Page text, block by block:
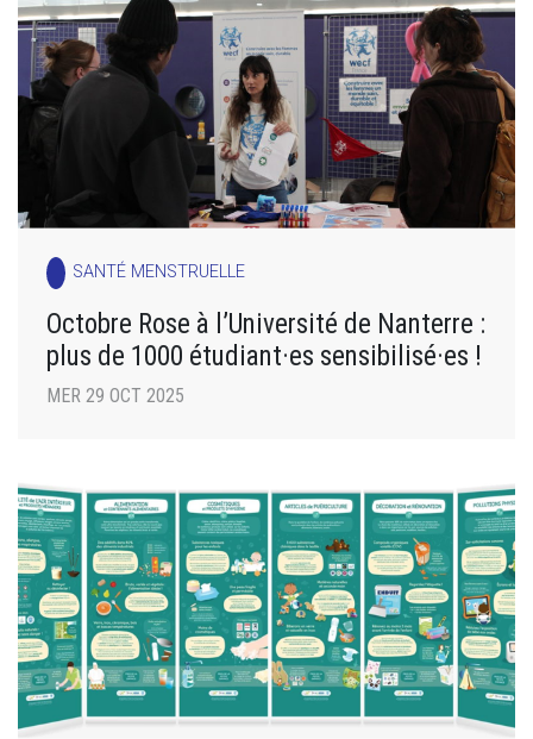
SANTÉ MENSTRUELLE
Octobre Rose à l’Université de Nanterre :
plus de 1000 étudiant·es sensibilisé·es !
MER 29 OCT 2025